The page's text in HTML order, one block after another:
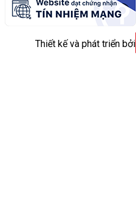
Thiết kế và phát triển bởi